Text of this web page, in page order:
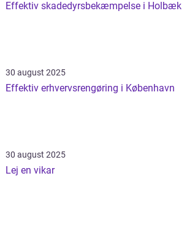
Effektiv skadedyrsbekæmpelse i Holbæk
30 august 2025
Effektiv erhvervsrengøring i København
30 august 2025
Lej en vikar